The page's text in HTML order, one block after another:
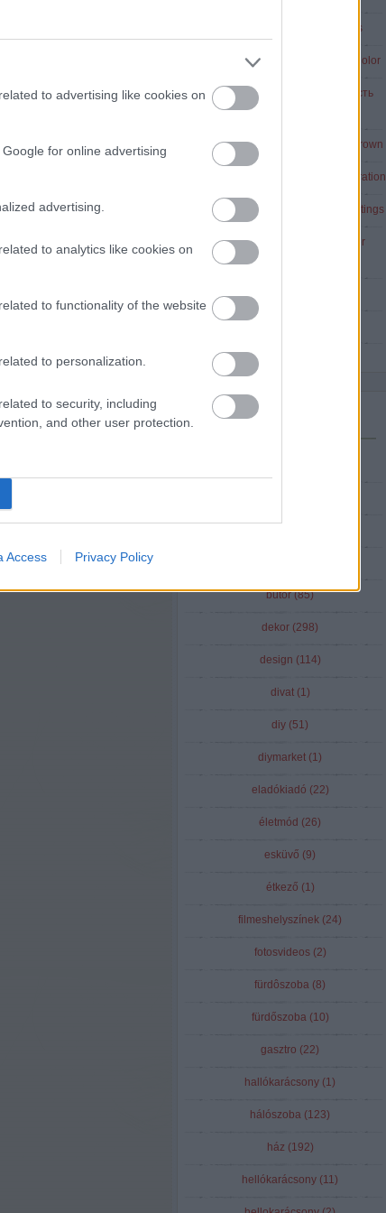
to advertising like cookies on
for online advertising
advertising.
to analytics like cookies on
to functionality of the website
to personalization.
to security, including
and other user protection.
Access Privacy Policy
Napi-kisszínes: Painted stairs
Napi-kisszínes: Duck Blue Egg Color
EDISON HAT / Edison Six / Шесть
Napi-kisszínes: black & white & brown
Napi-kisszínes: French style decoration
Napi-kisszínes: unusual wall paintings
Napi-kisszínes: vintage leather
bútor(85)
dekor (298)
design (114)
divat (1 )
diy (51 )
diymarket (1 )
eladókiadó (22)
életmód (26)
esküvő (9)
étkező (1 )
filmeshelyszínek (24)
fotosvideos (2)
fürdôszoba (8)
fürdőszoba (10)
gasztro (22)
hallókarácsony (1 )
hálószoba (123)
ház (192)
hellókarácsony (11 )